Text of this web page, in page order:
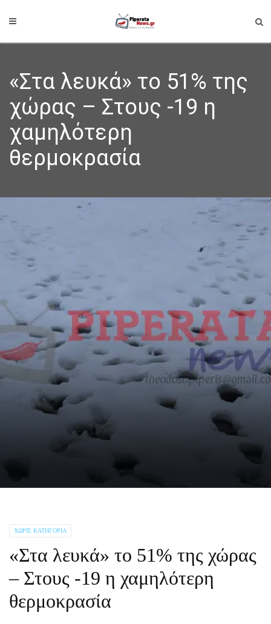
«Στα λευκά» το 51% της
χώρας – Στους -19 η
χαμηλότερη
θερμοκρασία
ΧΩΡΊΣ ΚΑΤΗΓΟΡΊΑ
«Στα λευκά» το 51% της χώρας
– Στους -19 η χαμηλότερη
θερμοκρασία